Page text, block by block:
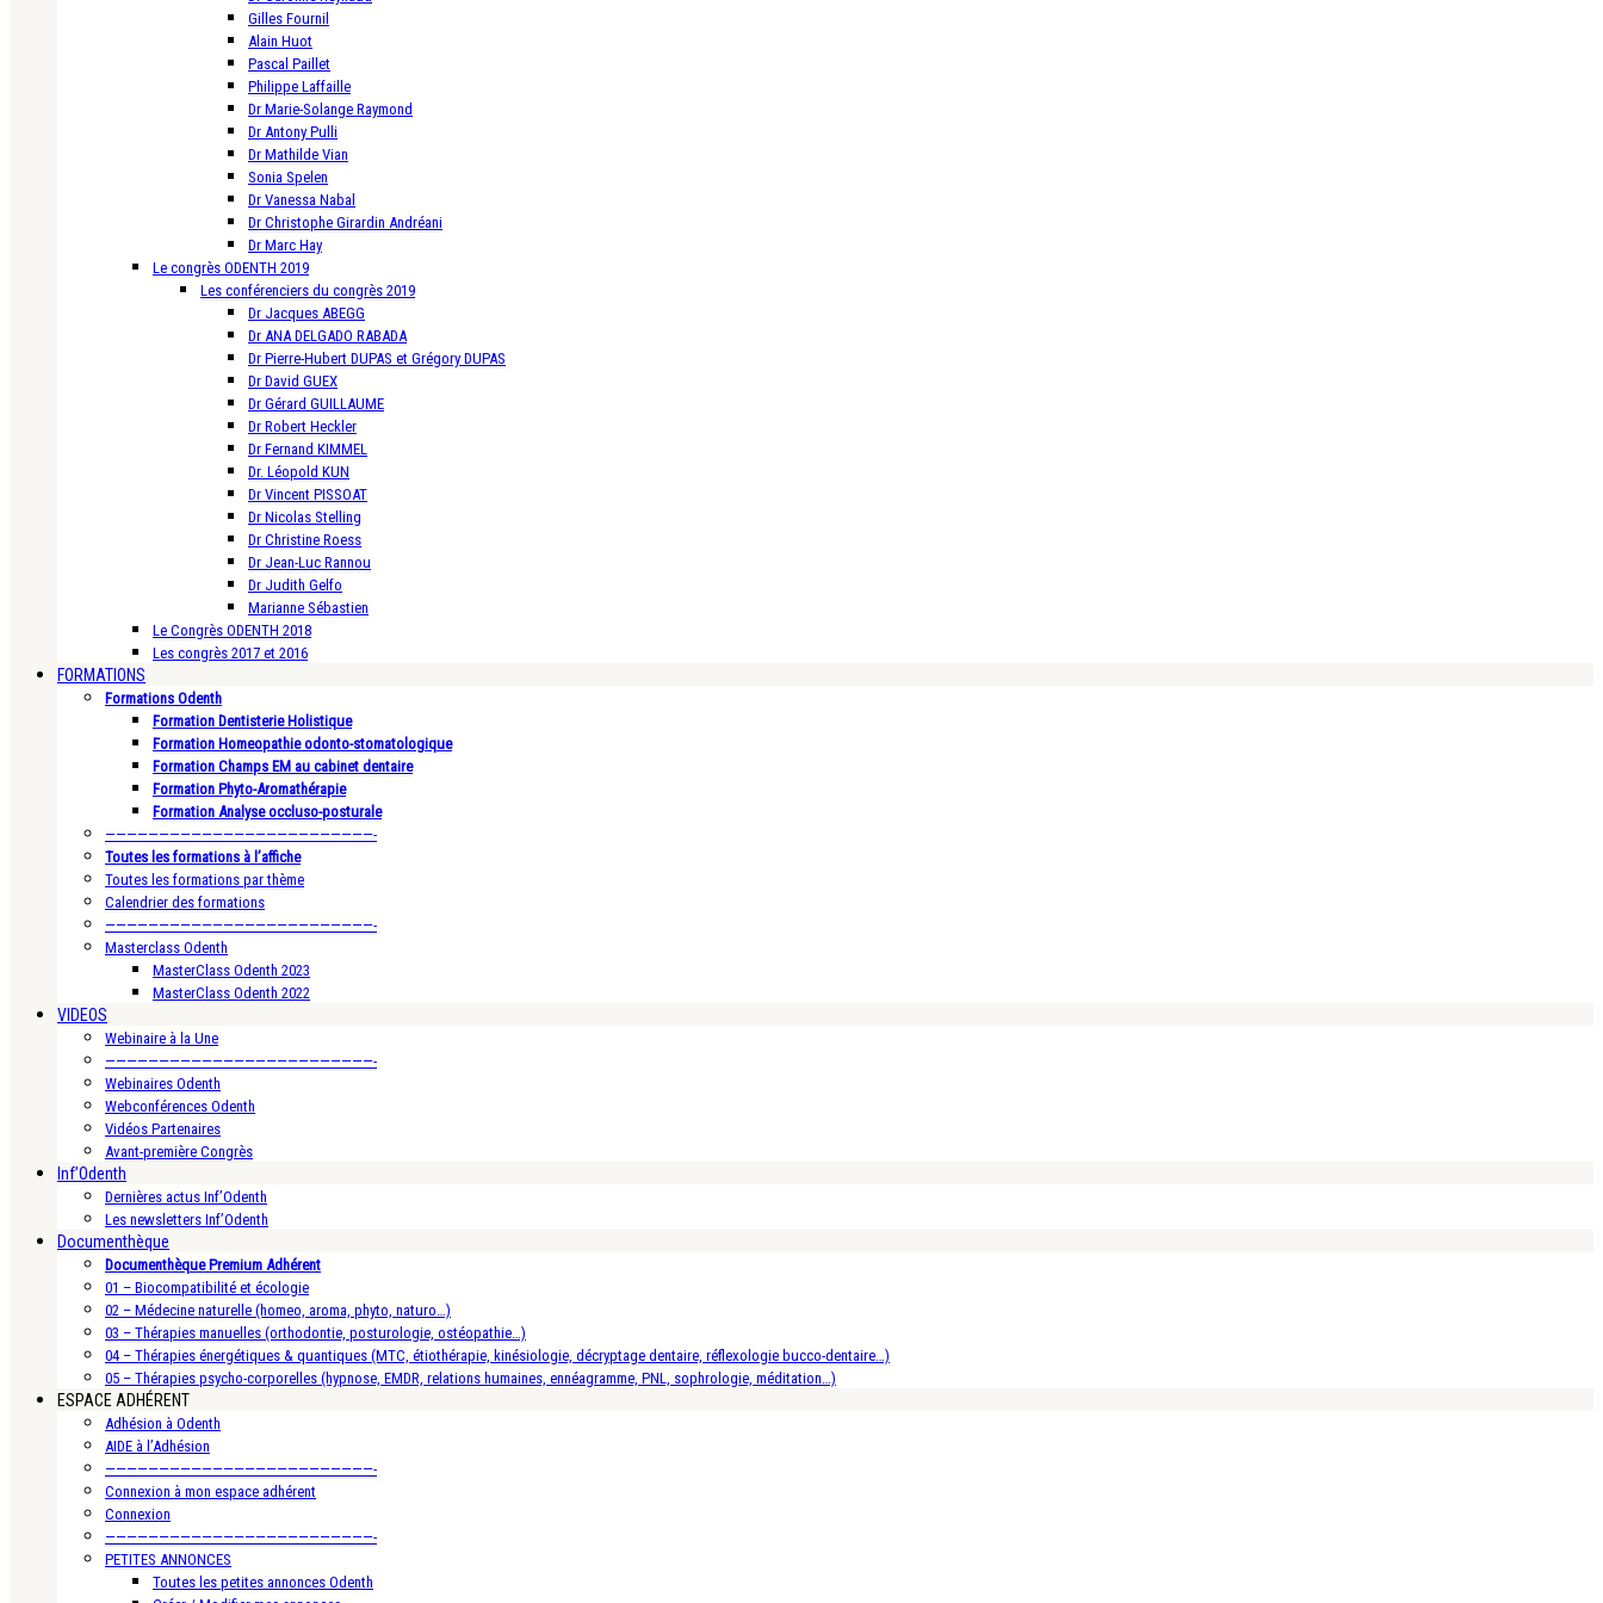
Gilles Fournil
Alain Huot
Pascal Paillet
Philippe Laffaille
Dr Marie-Solange Raymond
Dr Antony Pulli
Dr Mathilde Vian
Sonia Spelen
Dr Vanessa Nabal
Dr Christophe Girardin Andréani
Dr Marc Hay
Le congrès ODENTH 2019
Les conférenciers du congrès 2019
Dr Jacques ABEGG
Dr ANA DELGADO RABADA
Dr Pierre-Hubert DUPAS et Grégory DUPAS
Dr David GUEX
Dr Gérard GUILLAUME
Dr Robert Heckler
Dr Fernand KIMMEL
Dr. Léopold KUN
Dr Vincent PISSOAT
Dr Nicolas Stelling
Dr Christine Roess
Dr Jean-Luc Rannou
Dr Judith Gelfo
Marianne Sébastien
Le Congrès ODENTH 2018
Les congrès 2017 et 2016
FORMATIONS
Formations Odenth
Formation Dentisterie Holistique
Formation Homeopathie odonto-stomatologique
Formation Champs EM au cabinet dentaire
Formation Phyto-Aromathérapie
Formation Analyse occluso-posturale
—————————————————————————-
Toutes les formations à l’affiche
Toutes les formations par thème
Calendrier des formations
—————————————————————————-
Masterclass Odenth
MasterClass Odenth 2023
MasterClass Odenth 2022
VIDEOS
Webinaire à la Une
—————————————————————————-
Webinaires Odenth
Webconférences Odenth
Vidéos Partenaires
Avant-première Congrès
Inf’Odenth
Dernières actus Inf’Odenth
Les newsletters Inf’Odenth
Documenthèque
Documenthèque Premium Adhérent
01 – Biocompatibilité et écologie
02 – Médecine naturelle (homeo, aroma, phyto, naturo…)
03 – Thérapies manuelles (orthodontie, posturologie, ostéopathie…)
04 – Thérapies énergétiques & quantiques (MTC, étiothérapie, kinésiologie, décryptage dentaire, réflexologie bucco-dentaire…)
05 – Thérapies psycho-corporelles (hypnose, EMDR, relations humaines, ennéagramme, PNL, sophrologie, méditation…)
ESPACE ADHÉRENT
Adhésion à Odenth
AIDE à l’Adhésion
—————————————————————————-
Connexion à mon espace adhérent
Connexion
—————————————————————————-
PETITES ANNONCES
Toutes les petites annonces Odenth